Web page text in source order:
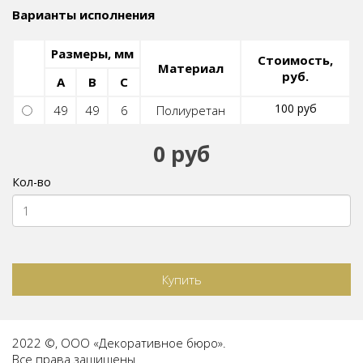
Варианты исполнения
Размеры, мм
Материал
Стоимость,
руб.
A B
C
49
49 6 Полиуретан 100 руб
0 руб
Кол-во
Купить
2022 ©, ООО «Декоративное бюро».
Все права защищены